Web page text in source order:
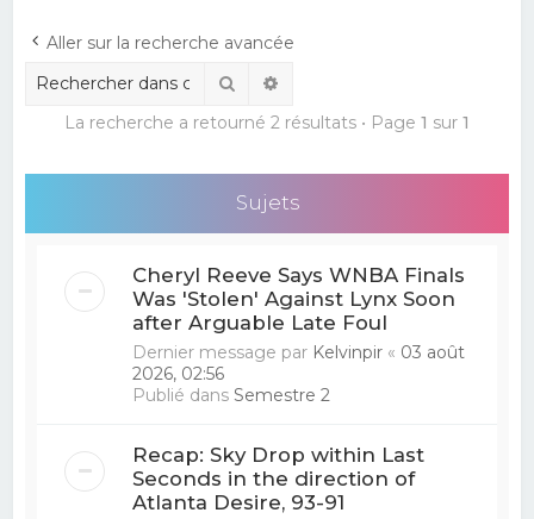
Aller sur la recherche avancée
Rechercher
La recherche a retourné 2 résultats • Page 1 sur 1
Sujets
Cheryl Reeve Says WNBA Finals
Was 'Stolen' Against Lynx Soon
after Arguable Late Foul
Dernier message par Kelvinpir « 03 août
2026, 02:56
Publié dansSemestre 2
Recap: Sky Drop within Last
Seconds in the direction of
Atlanta Desire, 93-91